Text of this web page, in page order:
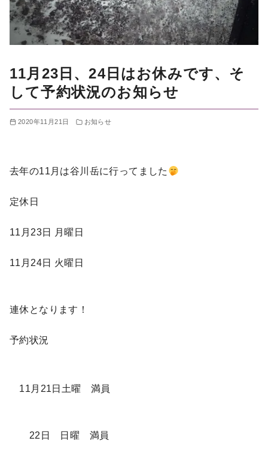
11月23日、24日はお休みです、そ
して予約状況のお知らせ
2020年11月21日 お知らせ
去年の11月は谷川岳に行ってました
定休日
11月23日 月曜日
11月24日 火曜日
連休となります！
予約状況
11月21日土曜 満員
22日 日曜 満員